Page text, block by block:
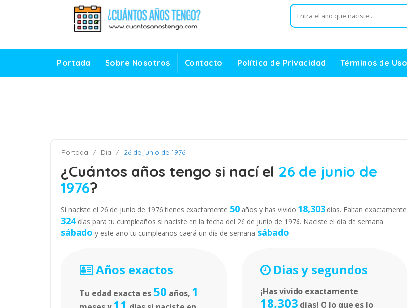
Portada Sobre Nosotros Contacto Política de Privacidad Términos de Uso
Portada Día 26 de junio de 1976
¿Cuántos años tengo si nací el 26 de junio de
1976?
Si naciste el 26 de junio de 1976 tienes exactamente 50 años y has vivido 18,303 días. Faltan exactamente
324días para tu cumpleaños si naciste en la fecha del 26 de junio de 1976. Naciste el día de semana
sábado y este año tu cumpleaños caerá un día de semana sábado.
Años exactos
Tu edad exacta es 50 años, 1
Dias y segundos
¡Has vivido exactamente
18,303 días! O lo que es lo